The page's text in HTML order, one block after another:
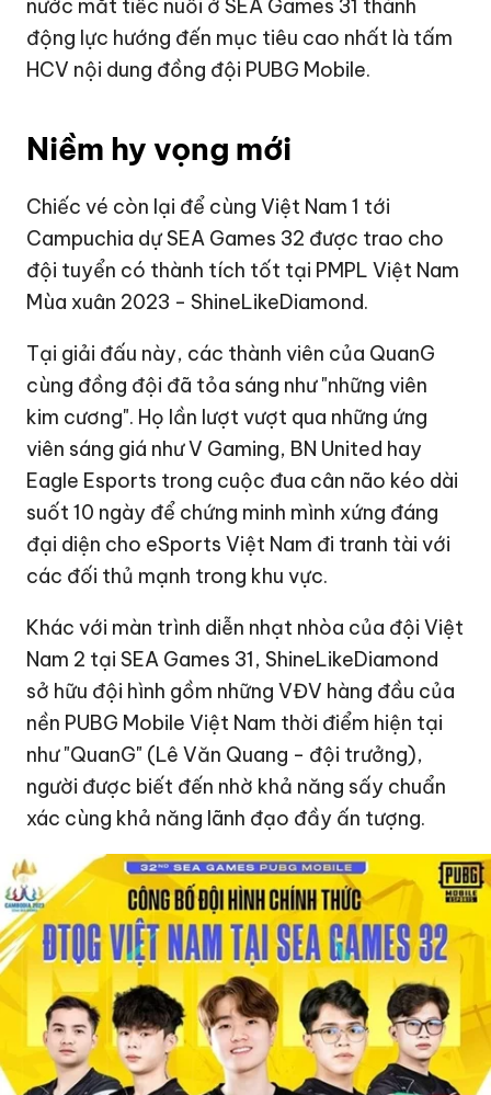
nước mắt tiếc nuối ở SEA Games 31 thành
động lực hướng đến mục tiêu cao nhất là tấm
HCV nội dung đồng đội PUBG Mobile.
Niềm hy vọng mới
Chiếc vé còn lại để cùng Việt Nam 1 tới
Campuchia dự SEA Games 32 được trao cho
đội tuyển có thành tích tốt tại PMPL Việt Nam
Mùa xuân 2023 - ShineLikeDiamond.
Tại giải đấu này, các thành viên của QuanG
cùng đồng đội đã tỏa sáng như "những viên
kim cương". Họ lần lượt vượt qua những ứng
viên sáng giá như V Gaming, BN United hay
Eagle Esports trong cuộc đua cân não kéo dài
suốt 10 ngày để chứng minh mình xứng đáng
đại diện cho eSports Việt Nam đi tranh tài với
các đối thủ mạnh trong khu vực.
Khác với màn trình diễn nhạt nhòa của đội Việt
Nam 2 tại SEA Games 31, ShineLikeDiamond
sở hữu đội hình gồm những VĐV hàng đầu của
nền PUBG Mobile Việt Nam thời điểm hiện tại
như "QuanG" (Lê Văn Quang - đội trưởng),
người được biết đến nhờ khả năng sấy chuẩn
xác cùng khả năng lãnh đạo đầy ấn tượng.